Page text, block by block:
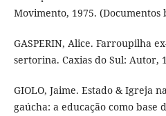
Movimento, 1975. (Documentos
GASPERIN, Alice. Farroupilha
sertorina. Caxias do Sul: Autor,
GIOLO, Jaime. Estado & Igreja
gaúcha: a educação como base